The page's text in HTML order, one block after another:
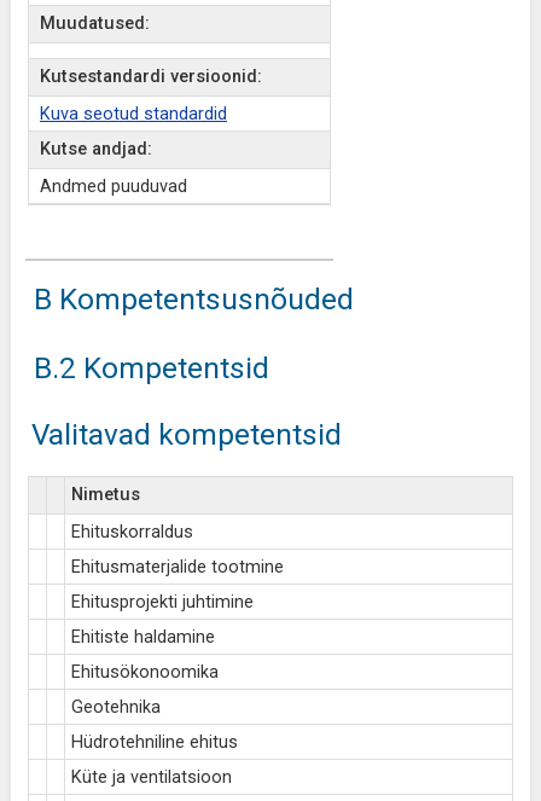
Muudatused:
Kutsestandardi versioonid:
Kuva seotud standardid
Kutse andjad:
Andmed puuduvad
B Kompetentsusnõuded
B.2 Kompetentsid
Valitavad kompetentsid
Nimetus
Ehituskorraldus
Ehitusmaterjalide tootmine
Ehitusprojekti juhtimine
Ehitiste haldamine
Ehitusökonoomika
Geotehnika
Hüdrotehniline ehitus
Küte ja ventilatsioon